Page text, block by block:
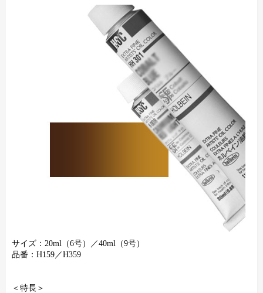
サイズ：20ml（6号）／40ml（9号）
品番：H159／H359
＜特長＞